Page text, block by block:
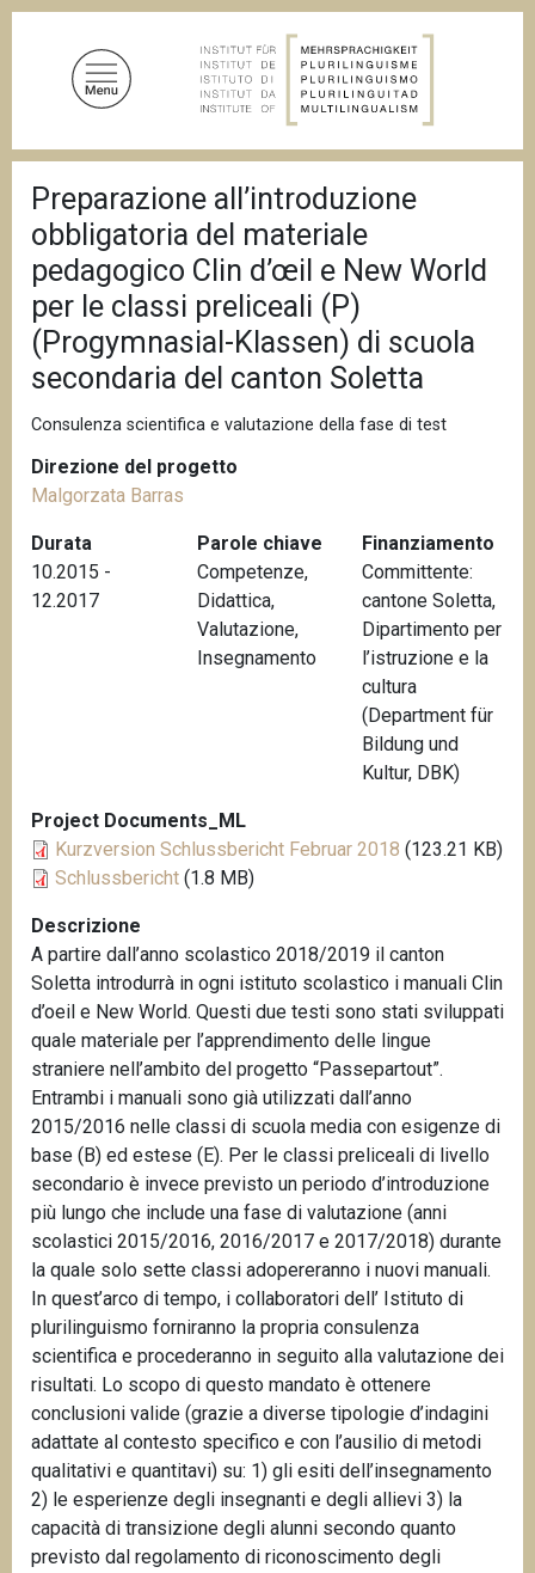
r
c
o
l
e
d
p
n
Preparazione all’introduzione
obbligatoria del materiale
pedagogico Clin d’œil e New World
per le classi preliceali (P)
(Progymnasial-Klassen) di scuola
secondaria del canton Soletta
Consulenza scientifica e valutazione della fase di test
Direzione del progetto
Malgorzata Barras
Durata
10.2015 -
12.2017
Parole chiave
Competenze,
Didattica,
Valutazione,
Insegnamento
Finanziamento
Committente:
cantone Soletta,
Dipartimento per
l’istruzione e la
cultura
(Department für
Bildung und
Kultur, DBK)
Project Documents_ML
Kurzversion Schlussbericht Februar 2018 (123.21 KB)
Schlussbericht (1.8 MB)
Descrizione
A partire dall’anno scolastico 2018/2019 il canton
Soletta introdurrà in ogni istituto scolastico i manuali Clin
d’oeil e New World. Questi due testi sono stati sviluppati
quale materiale per l’apprendimento delle lingue
straniere nell’ambito del progetto “Passepartout”.
Entrambi i manuali sono già utilizzati dall’anno
2015/2016 nelle classi di scuola media con esigenze di
base (B) ed estese (E). Per le classi preliceali di livello
secondario è invece previsto un periodo d’introduzione
più lungo che include una fase di valutazione (anni
scolastici 2015/2016, 2016/2017 e 2017/2018) durante
la quale solo sette classi adopereranno i nuovi manuali.
In quest’arco di tempo, i collaboratori dell’ Istituto di
plurilinguismo forniranno la propria consulenza
scientifica e procederanno in seguito alla valutazione dei
risultati. Lo scopo di questo mandato è ottenere
conclusioni valide (grazie a diverse tipologie d’indagini
adattate al contesto specifico e con l’ausilio di metodi
qualitativi e quantitavi) su: 1) gli esiti dell’insegnamento
2) le esperienze degli insegnanti e degli allievi 3) la
capacità di transizione degli alunni secondo quanto
previsto dal regolamento di riconoscimento degli